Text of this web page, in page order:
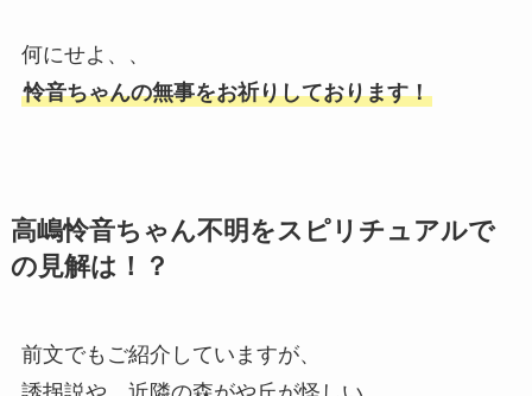
何にせよ、、
怜音ちゃんの無事をお祈りしております！
高嶋怜音ちゃん不明をスピリチュアルで
の見解は！？
前文でもご紹介していますが、